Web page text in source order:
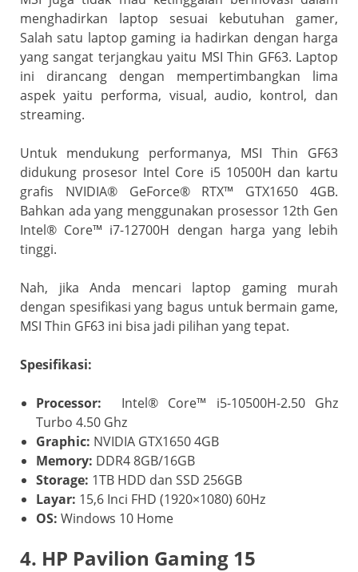
menghadirkan laptop sesuai kebutuhan gamer,
Salah satu laptop gaming ia hadirkan dengan harga
yang sangat terjangkau yaitu MSI Thin GF63. Laptop
ini dirancang dengan mempertimbangkan lima
aspek yaitu performa, visual, audio, kontrol, dan
streaming.
Untuk mendukung performanya, MSI Thin GF63
didukung prosesor Intel Core i5 10500H dan kartu
grafis NVIDIA® GeForce® RTX™ GTX1650 4GB.
Bahkan ada yang menggunakan prosessor 12th Gen
Intel® Core™ i7-12700H dengan harga yang lebih
tinggi.
Nah, jika Anda mencari laptop gaming murah
dengan spesifikasi yang bagus untuk bermain game,
MSI Thin GF63 ini bisa jadi pilihan yang tepat.
Spesifikasi:
Processor: Intel® Core™ i5-10500H-2.50 Ghz
Turbo 4.50 Ghz
Graphic: NVIDIA GTX1650 4GB
Memory: DDR4 8GB/16GB
Storage: 1TB HDD dan SSD 256GB
Layar: 15,6 Inci FHD (1920×1080) 60Hz
OS: Windows 10 Home
4. HP Pavilion Gaming 15